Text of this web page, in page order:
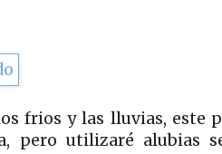
frios y las lluvias, este
pero utilizaré alubias